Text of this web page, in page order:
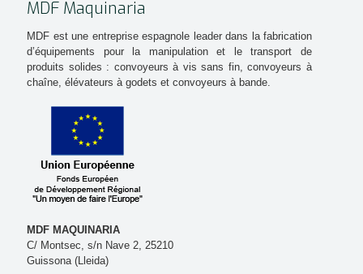
MDF Maquinaria
MDF est une entreprise espagnole leader dans la fabrication
d’équipements pour la manipulation et le transport de
produits solides : convoyeurs à vis sans fin, convoyeurs à
chaîne, élévateurs à godets et convoyeurs à bande.
MDF MAQUINARIA
C/ Montsec, s/n Nave 2, 25210
Guissona (Lleida)